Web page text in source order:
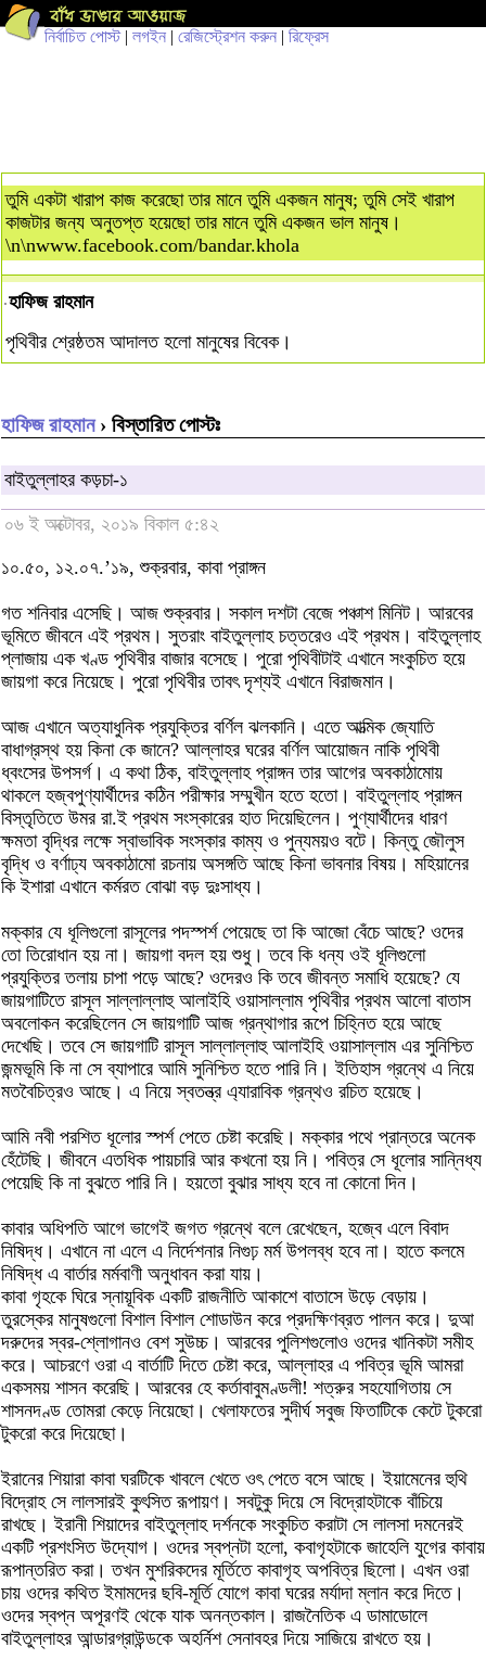
নির্বাচিত পোস্ট| লগইন | রেজিস্ট্রেশন করুন | রিফ্রেস
তুমি একটা খারাপ কাজ করেছো তার মানে তুমি একজন মানুষ; তুমি সেই খারাপ
কাজটার জন্য অনুতপ্ত হয়েছো তার মানে তুমি একজন ভাল মানুষ।
\n\nwww.facebook.com/bandar.khola
হাফিজ রাহমান
পৃথিবীর শ্রেষ্ঠতম আদালত হলো মানুষের বিবেক।
হাফিজ রাহমান› বিস্তারিত পোস্টঃ
বাইতুল্লাহর কড়চা-১
০৬ ই অক্টোবর, ২০১৯ বিকাল ৫:৪২
১০.৫০, ১২.০৭.’১৯, শুক্রবার, কাবা প্রাঙ্গন
গত শনিবার এসেছি। আজ শুক্রবার। সকাল দশটা বেজে পঞ্চাশ মিনিট। আরবের
ভূমিতে জীবনে এই প্রথম। সুতরাং বাইতুল্লাহ চত্তরেও এই প্রথম। বাইতুল্লাহ
প্লাজায় এক খণ্ড পৃথিবীর বাজার বসেছে। পুরো পৃথিবীটাই এখানে সংকুচিত হয়ে
জায়গা করে নিয়েছে। পুরো পৃথিবীর তাবৎ দৃশ্যই এখানে বিরাজমান।
আজ এখানে অত্যাধুনিক প্রযুক্তির বর্ণিল ঝলকানি। এতে আত্মিক জ্যোতি
বাধাগ্রস্থ হয় কিনা কে জানে? আল্লাহর ঘরের বর্ণিল আয়োজন নাকি পৃথিবী
ধ্বংসের উপসর্গ। এ কথা ঠিক, বাইতুল্লাহ প্রাঙ্গন তার আগের অবকাঠামোয়
থাকলে হজ্বপুণ্যার্থীদের কঠিন পরীক্ষার সম্মুখীন হতে হতো। বাইতুল্লাহ প্রাঙ্গন
বিস্তৃতিতে উমর রা.ই প্রথম সংস্কারের হাত দিয়েছিলেন। পুণ্যার্থীদের ধারণ
ক্ষমতা বৃদ্ধির লক্ষে স্বাভাবিক সংস্কার কাম্য ও পুন্যময়ও বটে। কিন্তু জৌলুস
বৃদ্ধি ও বর্ণাঢ্য অবকাঠামো রচনায় অসঙ্গতি আছে কিনা ভাবনার বিষয়। মহিয়ানের
কি ইশারা এখানে কর্মরত বোঝা বড় দুঃসাধ্য।
মক্কার যে ধূলিগুলো রাসূলের পদস্পর্শ পেয়েছে তা কি আজো বেঁচে আছে? ওদের
তো তিরোধান হয় না। জায়গা বদল হয় শুধু। তবে কি ধন্য ওই ধূলিগুলো
প্রযুক্তির তলায় চাপা পড়ে আছে? ওদেরও কি তবে জীবন্ত সমাধি হয়েছে? যে
জায়গাটিতে রাসূল সাল্লাল্লাহু আলাইহি ওয়াসাল্লাম পৃথিবীর প্রথম আলো বাতাস
অবলোকন করেছিলেন সে জায়গাটি আজ গ্রন্থাগার রূপে চিহ্নিত হয়ে আছে
দেখেছি। তবে সে জায়গাটি রাসূল সাল্লাল্লাহু আলাইহি ওয়াসাল্লাম এর সুনিশ্চিত
জন্মভূমি কি না সে ব্যাপারে আমি সুনিশ্চিত হতে পারি নি। ইতিহাস গ্রন্থে এ নিয়ে
মতবৈচিত্রও আছে। এ নিয়ে স্বতন্ত্র এ্যারাবিক গ্রন্থও রচিত হয়েছে।
আমি নবী পরশিত ধূলোর স্পর্শ পেতে চেষ্টা করেছি। মক্কার পথে প্রান্তরে অনেক
হেঁটেছি। জীবনে এতধিক পায়চারি আর কখনো হয় নি। পবিত্র সে ধূলোর সান্নিধ্য
পেয়েছি কি না বুঝতে পারি নি। হয়তো বুঝার সাধ্য হবে না কোনো দিন।
কাবার অধিপতি আগে ভাগেই জগত গ্রন্থে বলে রেখেছেন, হজ্বে এলে বিবাদ
নিষিদ্ধ। এখানে না এলে এ নির্দেশনার নিগুঢ় মর্ম উপলব্ধ হবে না। হাতে কলমে
নিষিদ্ধ এ বার্তার মর্মবাণী অনুধাবন করা যায়।
কাবা গৃহকে ঘিরে স্নায়ূবিক একটি রাজনীতি আকাশে বাতাসে উড়ে বেড়ায়।
তুরস্কের মানুষগুলো বিশাল বিশাল শোডাউন করে প্রদক্ষিণব্রত পালন করে। দুআ
দরুদের স্বর-শ্লোগানও বেশ সুউচ্চ। আরবের পুলিশগুলোও ওদের খানিকটা সমীহ
করে। আচরণে ওরা এ বার্তাটি দিতে চেষ্টা করে, আল্লাহর এ পবিত্র ভূমি আমরা
একসময় শাসন করেছি। আরবের হে কর্তাবাবুমণ্ডলী! শত্রুর সহযোগিতায় সে
শাসনদণ্ড তোমরা কেড়ে নিয়েছো। খেলাফতের সুদীর্ঘ সবুজ ফিতাটিকে কেটে টুকরো
টুকরো করে দিয়েছো।
ইরানের শিয়ারা কাবা ঘরটিকে খাবলে খেতে ওৎ পেতে বসে আছে। ইয়ামেনের হুথি
বিদ্রোহ সে লালসারই কুৎসিত রূপায়ণ। সবটুকু দিয়ে সে বিদ্রোহটাকে বাঁচিয়ে
রাখছে। ইরানী শিয়াদের বাইতুল্লাহ দর্শনকে সংকুচিত করাটা সে লালসা দমনেরই
একটি প্রশংসিত উদ্যোগ। ওদের স্বপ্নটা হলো, কবাগৃহটাকে জাহেলি যুগের কাবায়
রূপান্তরিত করা। তখন মুশরিকদের মূর্তিতে কাবাগৃহ অপবিত্র ছিলো। এখন ওরা
চায় ওদের কথিত ইমামদের ছবি-মূর্তি যোগে কাবা ঘরের মর্যাদা ম্লান করে দিতে।
ওদের স্বপ্ন অপূরণই থেকে যাক অনন্তকাল। রাজনৈতিক এ ডামাডোলে
বাইতুল্লাহর আন্ডারগ্রাউন্ডকে অহর্নিশ সেনাবহর দিয়ে সাজিয়ে রাখতে হয়।